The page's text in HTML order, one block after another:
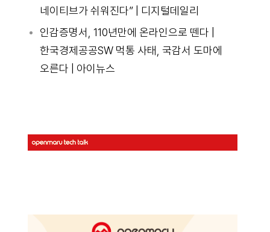
네이티브가 쉬워진다” | 디지털데일리
인감증명서, 110년만에 온라인으로 뗀다 |
한국경제공공SW 먹통 사태, 국감서 도마에
오른다 | 아이뉴스